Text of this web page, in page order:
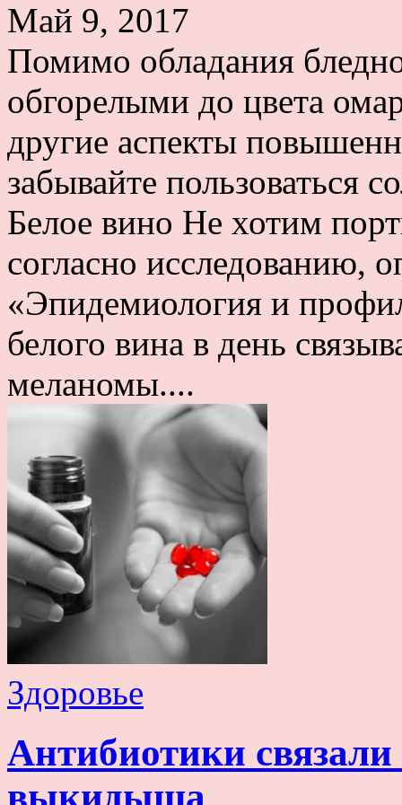
Май 9, 2017
Помимо обладания
обгорелыми до цвета
другие аспекты
забывайте пользоваться
Белое вино Не хотим
согласно исследованию,
«Эпидемиология и
белого вина в день
меланомы....
Здоровье
Антибиотики
выкидыша